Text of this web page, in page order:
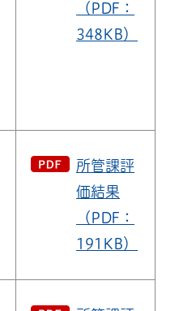
（PDF：
348KB）
所管課評
価結果
（PDF：
191KB）